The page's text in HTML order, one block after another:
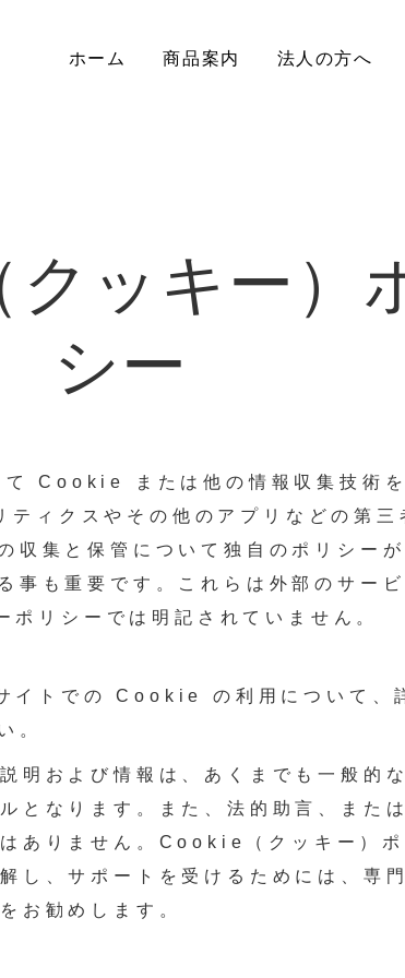
ホーム 商品案内 法人の方へ
ッキー）
シー
Cookie または他の情報収集技術を
ィクスやその他のアプリなどの第三
収集と保管について独自のポリシーが
事も重要です。これらは外部のサービ
リシーでは明記されていません。
イトでの Cookie の利用について、
。
明および情報は、あくまでも一般的な
となります。また、法的助言、また
ありません。Cookie（クッキー）ポ
し、サポートを受けるためには、専
お勧めします。